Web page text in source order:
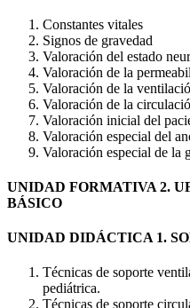
Constantes vitales
Signos de gravedad
Valoración del estado
Valoración de la
Valoración de la
Valoración de la
Valoración inicial del
Valoración especial del
Valoración especial de la
UNIDAD FORMATIVA 2.
BÁSICO
UNIDAD DIDÁCTICA 1.
Técnicas de soporte
pediátrica.
Técnicas de soporte